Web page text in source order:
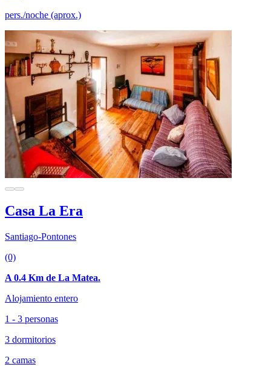
pers./noche (aprox.)
Casa La Era
Santiago-Pontones
(0)
A 0.4 Km de La Matea.
Alojamiento entero
1 - 3 personas
3 dormitorios
2 camas